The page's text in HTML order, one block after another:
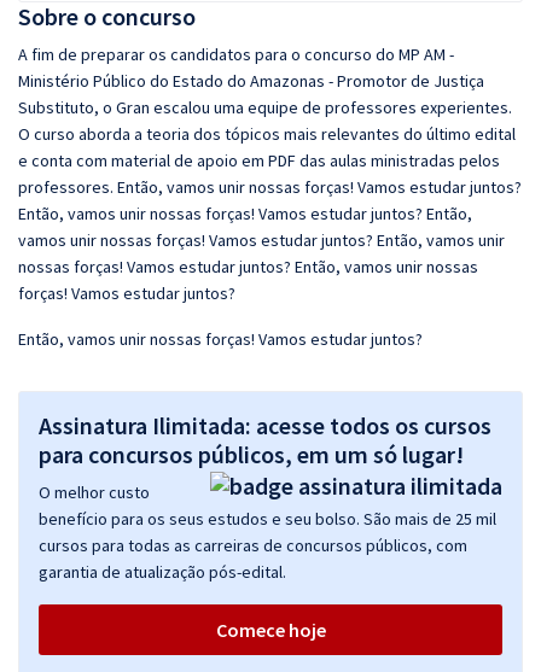
Sobre o concurso
A fim de preparar os candidatos para o concurso do MP AM -
Ministério Público do Estado do Amazonas - Promotor de Justiça
Substituto, o Gran escalou uma equipe de professores experientes.
O curso aborda a teoria dos tópicos mais relevantes do último edital
e conta com material de apoio em PDF das aulas ministradas pelos
professores. Então, vamos unir nossas forças! Vamos estudar juntos?
Então, vamos unir nossas forças! Vamos estudar juntos? Então,
vamos unir nossas forças! Vamos estudar juntos? Então, vamos unir
nossas forças! Vamos estudar juntos? Então, vamos unir nossas
forças! Vamos estudar juntos?
Então, vamos unir nossas forças! Vamos estudar juntos?
Assinatura Ilimitada: acesse todos os cursos
para concursos públicos, em um só lugar!
O melhor custo
benefício para os seus estudos e seu bolso. São mais de 25 mil
cursos para todas as carreiras de concursos públicos, com
garantia de atualização pós-edital.
Comece hoje